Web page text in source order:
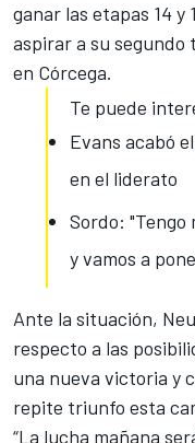
ganar las etapas 14 y
aspirar a su segundo
en Córcega.
Te puede
Evans acabó
en el liderato
Sordo: "Tengo
y vamos a
Ante la situación,
respecto a las
una nueva victoria y
repite triunfo esta
“La lucha mañana